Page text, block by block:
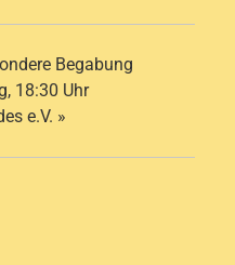
Begabung
18:30 Uhr
e.V. »